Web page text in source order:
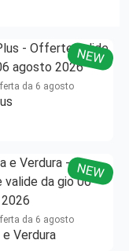
NEW
da 6 agosto
NEW
da 6 agosto
Verdura